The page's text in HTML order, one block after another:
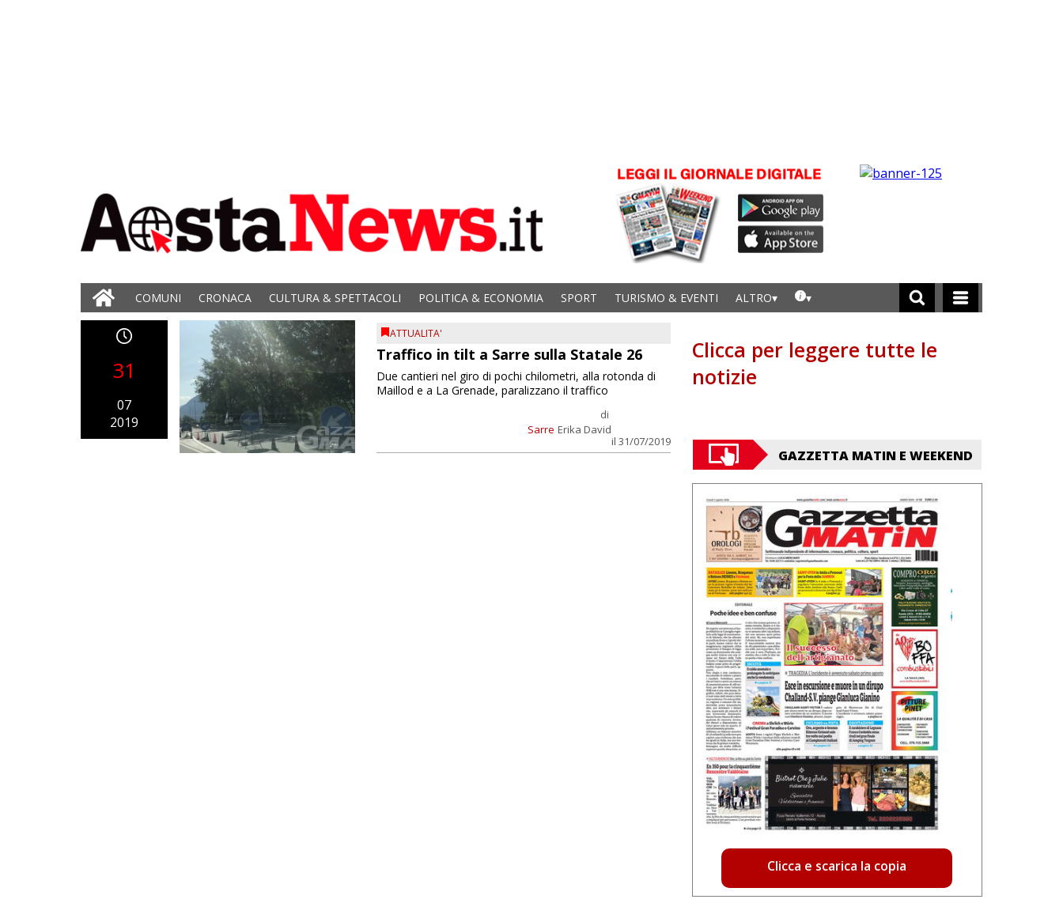
COMUNI CRONACA CULTURA & SPETTACOLI POLITICA & ECONOMIA SPORT TURISMO & EVENTI ALTRO
31
07
2019
ATTUALITA'
Traffico in tilt a Sarre sulla Statale 26
Sarre
di
Erika David
il 31/07/2019
Due cantieri nel giro di pochi chilometri, alla rotonda di
Maillod e a La Grenade, paralizzano il traffico
Clicca per leggere tutte le
notizie
GAZZETTA MATIN E WEEKEND
Clicca e scarica la copia